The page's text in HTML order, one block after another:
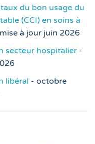
du bon usage du
(CCI) en soins à
à jour juin 2026
secteur hospitalier -
libéral - octobre